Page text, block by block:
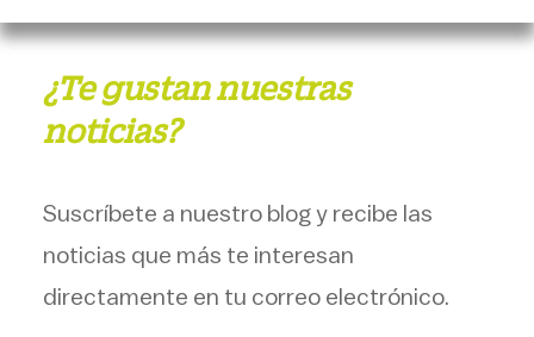
¿Te gustan nuestras
noticias?
Suscríbete a nuestro blog y recibe las
noticias que más te interesan
directamente en tu correo electrónico.